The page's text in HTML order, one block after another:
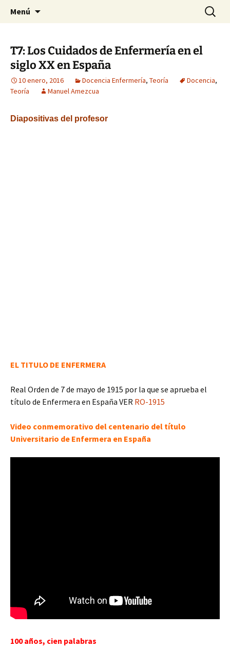
Gomeres
Historia, cultura y pensamiento
Menú Buscar:
T7: Los Cuidados de Enfermería en el
siglo XX en España
10 enero, 2016 Docencia Enfermería, Teoría Docencia,
Teoría
Manuel Amezcua
Diapositivas del profesor
EL TITULO DE ENFERMERA
Real Orden de 7 de mayo de 1915 por la que se aprueba el
título de Enfermera en España VER RO-1915
Video conmemorativo del centenario del título
Universitario de Enfermera en España
100 años, cien palabras